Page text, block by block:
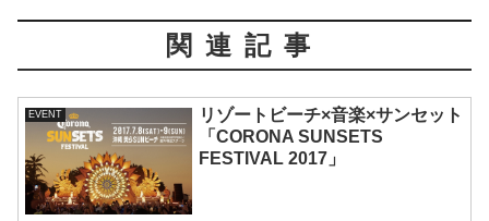
関連記事
EVENT
リゾートビーチ×音楽×サンセット
「CORONA SUNSETS
FESTIVAL 2017」